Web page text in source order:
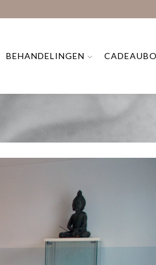
BEHANDELINGEN